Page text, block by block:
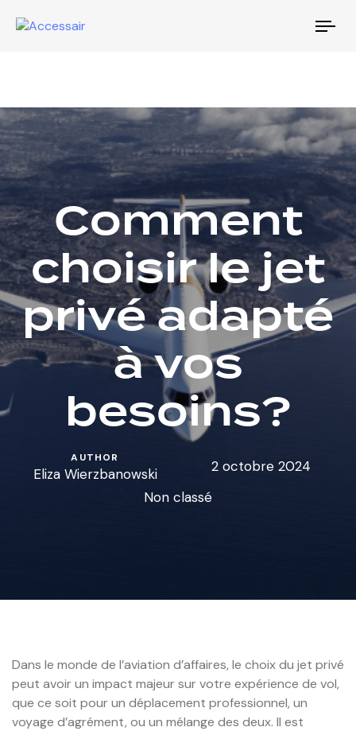
Comment
choisir le jet
privé adapté
à vos
besoins?
AUTHOR
Eliza Wierzbanowski
2 octobre 2024
Non classé
Dans le monde de l’aviation d’affaires, le choix du jet privé
peut avoir un impact majeur sur votre expérience de vol,
que ce soit pour un déplacement professionnel, un
voyage d’agrément, ou un mélange des deux. Il est